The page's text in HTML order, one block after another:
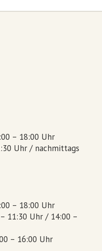
– 18:00 Uhr
Uhr / nachmittags
– 18:00 Uhr
11:30 Uhr / 14:00 –
– 16:00 Uhr